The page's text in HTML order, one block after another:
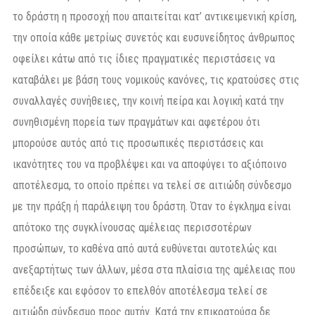
το δράστη η προσοχή που απαιτείται κατ’ αντικειμενική κρίση,
την οποία κάθε μετρίως συνετός και ευσυνείδητος άνθρωπος
οφείλει κάτω από τις ίδιες πραγματικές περιστάσεις να
καταβάλει με βάση τους νομικούς κανόνες, τις κρατούσες στις
συναλλαγές συνήθειες, την κοινή πείρα και λογική κατά την
συνηθισμένη πορεία των πραγμάτων και αφετέρου ότι
μπορούσε αυτός από τις προσωπικές περιστάσεις και
ικανότητες του να προβλέψει και να αποφύγει το αξιόποινο
αποτέλεσμα, το οποίο πρέπει να τελεί σε αιτιώδη σύνδεσμο
με την πράξη ή παράλειψη του δράστη. Όταν το έγκλημα είναι
απότοκο της συγκλίνουσας αμέλειας περισσοτέρων
προσώπων, το καθένα από αυτά ευθύνεται αυτοτελώς και
ανεξαρτήτως των άλλων, μέσα στα πλαίσια της αμέλειας που
επέδειξε και εφόσον το επελθόν αποτέλεσμα τελεί σε
αιτιώδη σύνδεσμο προς αυτήν. Κατά την επικρατούσα δε